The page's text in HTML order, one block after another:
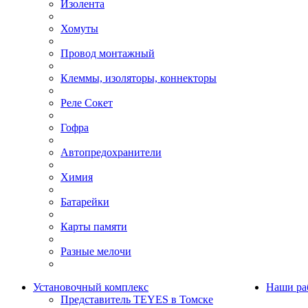
Изолента
Хомуты
Провод монтажный
Клеммы, изоляторы, коннекторы
Реле Сокет
Гофра
Автопредохранители
Химия
Батарейки
Карты памяти
Разные мелочи
Установочный комплекс
Представитель TEYES в Томске
Наши